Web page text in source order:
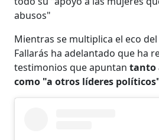
abusos"
Mientras se multiplica el eco
Fallarás ha adelantado que ha
testimonios que apuntantanto
como "a otros líderes